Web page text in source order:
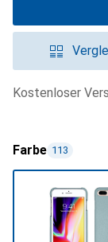
Kostenloser
Farbe 113